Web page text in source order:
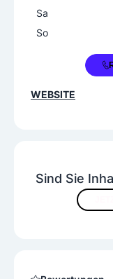
Sind Sie
Sa
So
+43 5512
WEBSITE